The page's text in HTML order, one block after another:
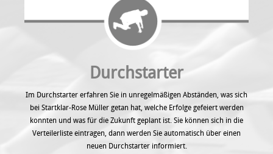
Durchstarter
Im Durchstarter erfahren Sie in unregel­mäßigen Abständen, was sich
bei Startklar-Rose Müller getan hat, welche Erfolge gefeiert werden
konnten und was für die Zukunft geplant ist. Sie können sich in die
Verteilerliste eintragen, dann werden Sie automatisch über einen
neuen Durchstarter informiert.